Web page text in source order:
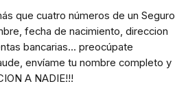
que cuatro números de un Seguro
fecha de nacimiento, direccion
bancarias... preocúpate
envíame tu nombre completo y
A NADIE!!!